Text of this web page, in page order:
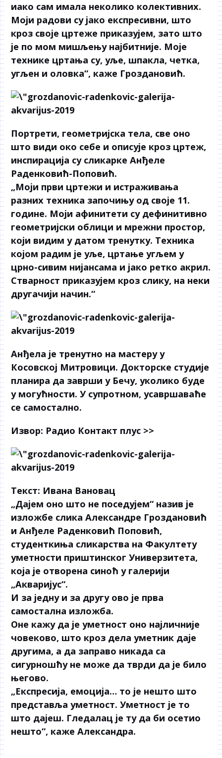
иако сам имала неколико колективних.
Моји радови су јако експресивни, што
кроз своје цртеже приказујем, зато што
је по мом мишљењу најбитније. Моје
технике цртања су, уље, шпакла, четка,
угљен и оловка“, каже Гроздановић.
Портрети, геометријска тела, све оно
што види око себе и описује кроз цртеж,
инспирација су сликарке Анђеле
Раденковић-Поповић.
„Моји први цртежи и истраживања
разних техника започињу од своје 11.
године. Моји афинитети су дефинитивно
геометријски облици и мрежни простор,
који видим у датом тренутку. Техника
којом радим је уље, цртање угљем у
црно-сивим нијансама и јако ретко акрил.
Стварност приказујем кроз слику, на неки
другачији начин.“
Анђела је тренутно на мастеру у
Косовској Митровици. Докторске студије
планира да заврши у Бечу, уколико буде
у могућности. У супротном, усавршаваће
се самостално.
Извор: Радио Контакт плус >>
Текст: Ивана Вановац
„Дајем оно што не поседујем“ назив је
изложбе слика Александре Гроздановић
и Анђеле Раденковић Поповић,
студенткиња сликарства на Факултету
уметности приштинског Универзитета,
која је отворена синоћ у галерији
„Акваријус“.
И за једну и за другу ово је прва
самостална изложба.
Оне кажу да је уметност оно најличније
човеково, што кроз дела уметник даје
другима, а да заправо никада са
сигурношћу не може да тврди да је било
његово.
„Експресија, емоција… то је нешто што
представља уметност. Уметност је то
што дајеш. Гледалац је ту да би осетио
нешто“, каже Александра.